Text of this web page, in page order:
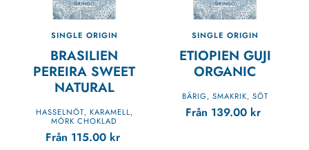
SINGLE ORIGIN
BRASILIEN
PEREIRA SWEET
NATURAL
HASSELNÖT, KARAMELL,
MÖRK CHOKLAD
Från 115.00 kr
SINGLE ORIGIN
ETIOPIEN GUJI
ORGANIC
BÄRIG , SMAKRIK, SÖT
Från 139.00 kr